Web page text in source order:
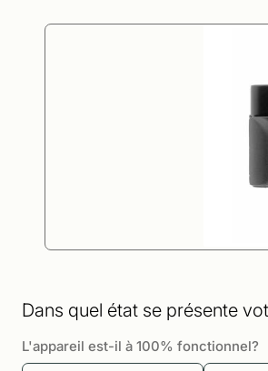
Dans quel état se présente
L'appareil est-il à 100% fonctionnel?